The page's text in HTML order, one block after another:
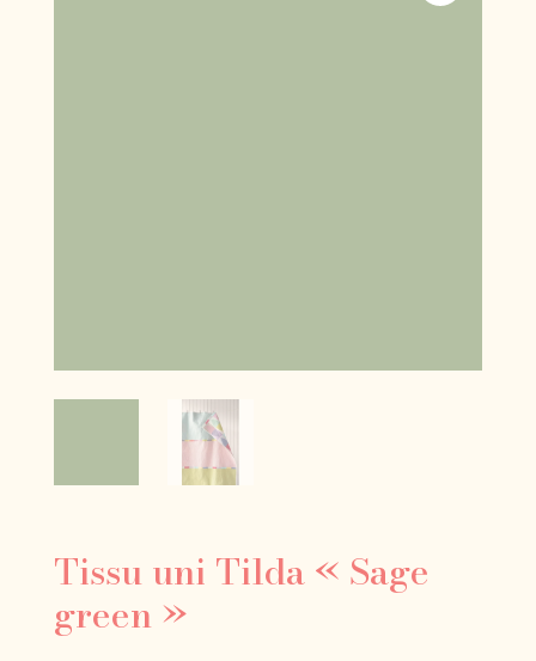
Tissu uni Tilda « Sage
green »